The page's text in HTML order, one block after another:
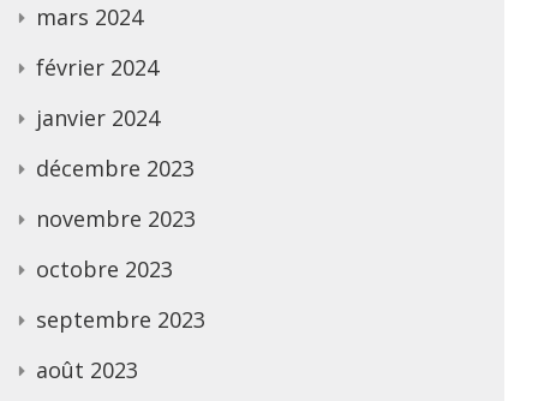
mars 2024
février 2024
janvier 2024
décembre 2023
novembre 2023
octobre 2023
septembre 2023
août 2023